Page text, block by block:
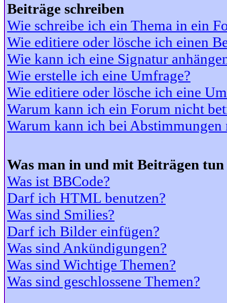
Beiträge schreiben
Wie schreibe ich ein Thema in ein
Wie editiere oder lösche ich einen
Wie kann ich eine Signatur
Wie erstelle ich eine Umfrage?
Wie editiere oder lösche ich eine
Warum kann ich ein Forum nicht
Warum kann ich bei
Was man in und mit Beiträgen
Was ist BBCode?
Darf ich HTML benutzen?
Was sind Smilies?
Darf ich Bilder einfügen?
Was sind Ankündigungen?
Was sind Wichtige Themen?
Was sind geschlossene Themen?